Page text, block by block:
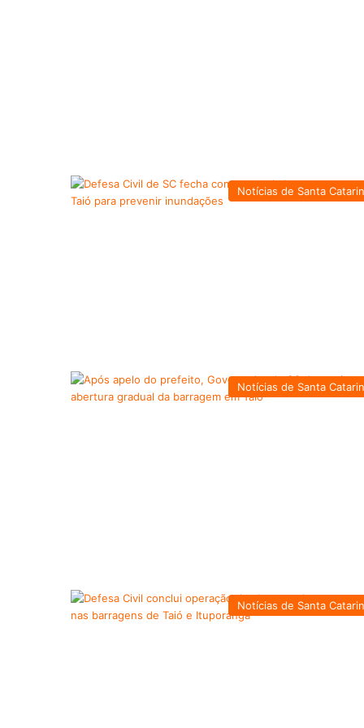
Notícias de Santa
Notícias de Santa
Notícias de Santa